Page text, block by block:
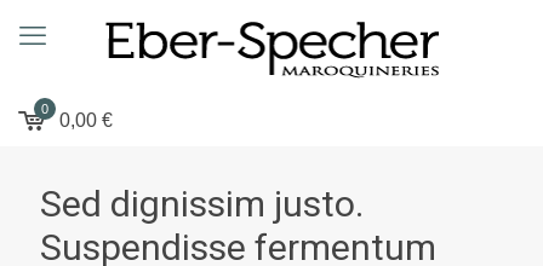
0
0,00 €
Sed dignissim justo.
Suspendisse fermentum